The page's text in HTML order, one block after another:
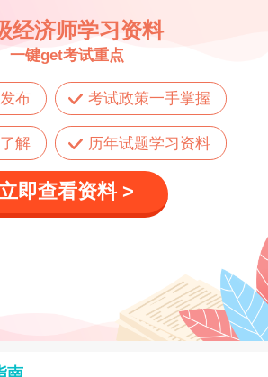
经济师学习资料
一键get考试重点
布 考试政策一手掌握
解 历年试题学习资料
立即查看资料 >